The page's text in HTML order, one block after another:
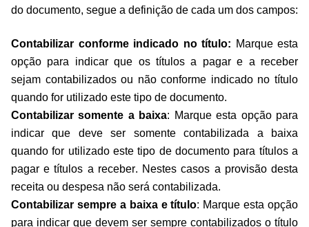
do documento, segue a definição de cada um dos campos:
Contabilizar conforme indicado no título: Marque esta
opção para indicar que os títulos a pagar e a receber
sejam contabilizados ou não conforme indicado no título
quando for utilizado este tipo de documento.
Contabilizar somente a baixa: Marque esta opção para
indicar que deve ser somente contabilizada a baixa
quando for utilizado este tipo de documento para títulos a
pagar e títulos a receber. Nestes casos a provisão desta
receita ou despesa não será contabilizada.
Contabilizar sempre a baixa e título: Marque esta opção
para indicar que devem ser sempre contabilizados o título